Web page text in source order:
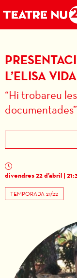
L’ELISA
“Hi trobareu
documentades”
divendres 22 d’abril|
TEMPORADA 21/22